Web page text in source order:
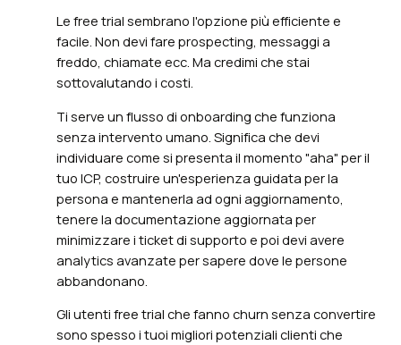
Le free trial sembrano l'opzione più efficiente e
facile. Non devi fare prospecting, messaggi a
freddo, chiamate ecc. Ma credimi che stai
sottovalutando i costi.
Ti serve un flusso di onboarding che funziona
senza intervento umano. Significa che devi
individuare come si presenta il momento "aha" per il
tuo ICP, costruire un'esperienza guidata per la
persona e mantenerla ad ogni aggiornamento,
tenere la documentazione aggiornata per
minimizzare i ticket di supporto e poi devi avere
analytics avanzate per sapere dove le persone
abbandonano.
Gli utenti free trial che fanno churn senza convertire
sono spesso i tuoi migliori potenziali clienti che